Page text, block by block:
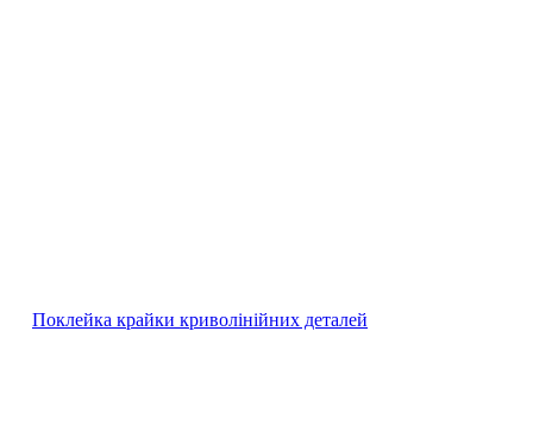
Поклейка крайки криволінійних деталей